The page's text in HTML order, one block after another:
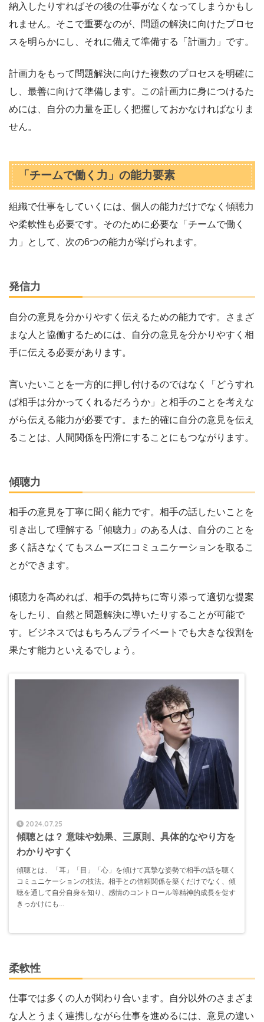
納入したりすればその後の仕事がなくなってしまうかもし
れません。そこで重要なのが、問題の解決に向けたプロセ
スを明らかにし、それに備えて準備する「計画力」です。
計画力をもって問題解決に向けた複数のプロセスを明確に
し、最善に向けて準備します。この計画力に身につけるた
めには、自分の力量を正しく把握しておかなければなりま
せん。
「チームで働く力」の能力要素
組織で仕事をしていくには、個人の能力だけでなく傾聴力
や柔軟性も必要です。そのために必要な「チームで働く
力」として、次の6つの能力が挙げられます。
発信力
自分の意見を分かりやすく伝えるための能力です。さまざ
まな人と協働するためには、自分の意見を分かりやすく相
手に伝える必要があります。
言いたいことを一方的に押し付けるのではなく「どうすれ
ば相手は分かってくれるだろうか」と相手のことを考えな
がら伝える能力が必要です。また的確に自分の意見を伝え
ることは、人間関係を円滑にすることにもつながります。
傾聴力
相手の意見を丁寧に聞く能力です。相手の話したいことを
引き出して理解する「傾聴力」のある人は、自分のことを
多く話さなくてもスムーズにコミュニケーションを取るこ
とができます。
傾聴力を高めれば、相手の気持ちに寄り添って適切な提案
をしたり、自然と問題解決に導いたりすることが可能で
す。ビジネスではもちろんプライベートでも大きな役割を
果たす能力といえるでしょう。
2024.07.25
傾聴とは？ 意味や効果、三原則、具体的なやり方を
わかりやすく
傾聴とは、「耳」「目」「心」を傾けて真摯な姿勢で相手の話を聴く
コミュニケーションの技法。相手との信頼関係を築くだけでなく、傾
聴を通して自分自身を知り、感情のコントロール等精神的成長を促す
きっかけにも...
柔軟性
仕事では多くの人が関わり合います。自分以外のさまざま
な人とうまく連携しながら仕事を進めるには、意見の違い